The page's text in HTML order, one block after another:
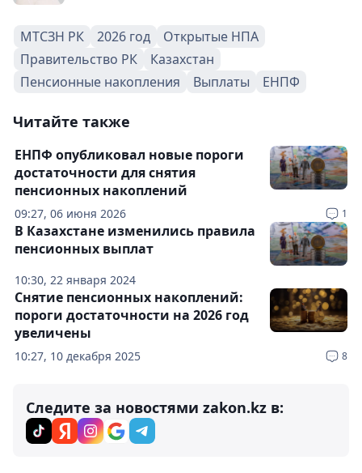
МТСЗН РК 2026 год
Открытые НПА
Правительство РК
Казахстан
Пенсионные накопления
Выплаты ЕНПФ
Читайте также
09:27, 06 июня 2026 1
ЕНПФ опубликовал новые пороги
достаточности для снятия
пенсионных накоплений
10:30, 22 января 2024
В Казахстане изменились правила
пенсионных выплат
10:27, 10 декабря 2025 8
Снятие пенсионных накоплений:
пороги достаточности на 2026 год
увеличены
Следите за новостями zakon.kz в: